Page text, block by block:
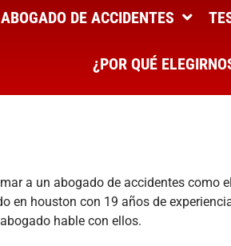
ABOGADO DE ACCIDENTES
¿POR QUÉ
a un abogado de accidentes como
en houston con 19 años de
hable con ellos.